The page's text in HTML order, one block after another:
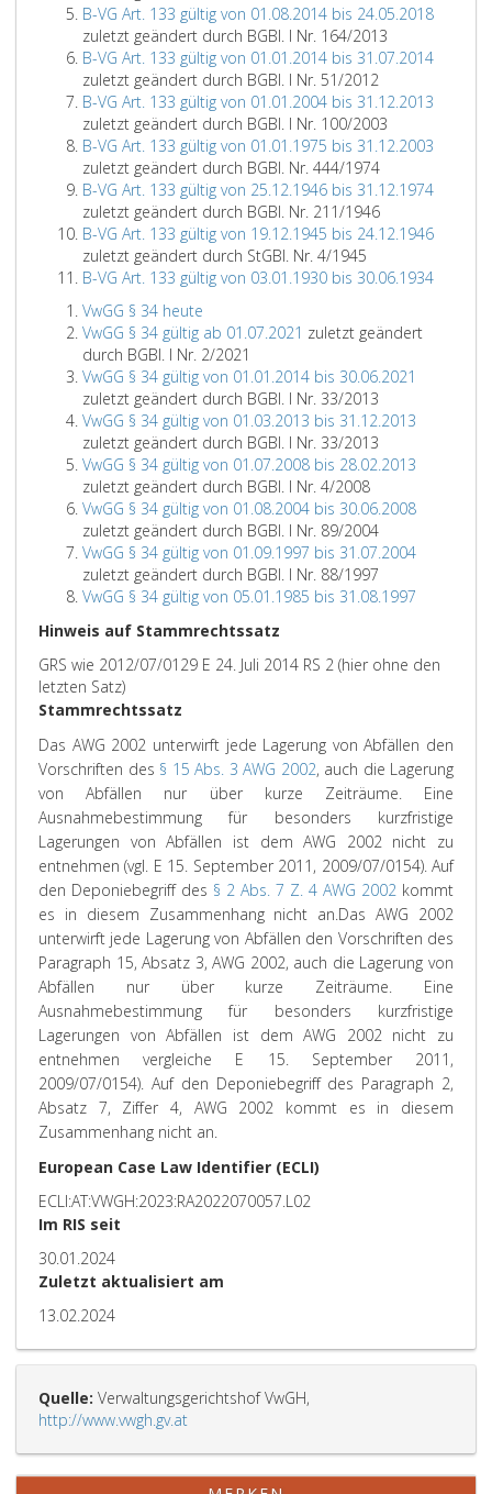
B-VG Art. 133 gültig von 01.08.2014 bis 24.05.2018
zuletzt geändert durch BGBl. I Nr. 164/2013
B-VG Art. 133 gültig von 01.01.2014 bis 31.07.2014
zuletzt geändert durch BGBl. I Nr. 51/2012
B-VG Art. 133 gültig von 01.01.2004 bis 31.12.2013
zuletzt geändert durch BGBl. I Nr. 100/2003
B-VG Art. 133 gültig von 01.01.1975 bis 31.12.2003
zuletzt geändert durch BGBl. Nr. 444/1974
B-VG Art. 133 gültig von 25.12.1946 bis 31.12.1974
zuletzt geändert durch BGBl. Nr. 211/1946
B-VG Art. 133 gültig von 19.12.1945 bis 24.12.1946
zuletzt geändert durch StGBl. Nr. 4/1945
B-VG Art. 133 gültig von 03.01.1930 bis 30.06.1934
VwGG § 34 heute
VwGG § 34 gültig ab 01.07.2021 zuletzt geändert
durch BGBl. I Nr. 2/2021
VwGG § 34 gültig von 01.01.2014 bis 30.06.2021
zuletzt geändert durch BGBl. I Nr. 33/2013
VwGG § 34 gültig von 01.03.2013 bis 31.12.2013
zuletzt geändert durch BGBl. I Nr. 33/2013
VwGG § 34 gültig von 01.07.2008 bis 28.02.2013
zuletzt geändert durch BGBl. I Nr. 4/2008
VwGG § 34 gültig von 01.08.2004 bis 30.06.2008
zuletzt geändert durch BGBl. I Nr. 89/2004
VwGG § 34 gültig von 01.09.1997 bis 31.07.2004
zuletzt geändert durch BGBl. I Nr. 88/1997
VwGG § 34 gültig von 05.01.1985 bis 31.08.1997
Hinweis auf Stammrechtssatz
GRS wie 2012/07/0129 E 24. Juli 2014 RS 2 (hier ohne den
letzten Satz)
Stammrechtssatz
Das AWG 2002 unterwirft jede Lagerung von Abfällen den
Vorschriften des § 15 Abs. 3 AWG 2002, auch die Lagerung
von Abfällen nur über kurze Zeiträume. Eine
Ausnahmebestimmung für besonders kurzfristige
Lagerungen von Abfällen ist dem AWG 2002 nicht zu
entnehmen (vgl. E 15. September 2011, 2009/07/0154). Auf
den Deponiebegriff des § 2 Abs. 7 Z. 4 AWG 2002 kommt
es in diesem Zusammenhang nicht an.Das AWG 2002
unterwirft jede Lagerung von Abfällen den Vorschriften des
Paragraph 15, Absatz 3, AWG 2002, auch die Lagerung von
Abfällen nur über kurze Zeiträume. Eine
Ausnahmebestimmung für besonders kurzfristige
Lagerungen von Abfällen ist dem AWG 2002 nicht zu
entnehmen vergleiche E 15. September 2011,
2009/07/0154). Auf den Deponiebegriff des Paragraph 2,
Absatz 7, Ziffer 4, AWG 2002 kommt es in diesem
Zusammenhang nicht an.
European Case Law Identifier (ECLI)
ECLI:AT:VWGH:2023:RA2022070057.L02
Im RIS seit
30.01.2024
Zuletzt aktualisiert am
13.02.2024
Quelle: Verwaltungsgerichtshof VwGH,
http://www.vwgh.gv.at